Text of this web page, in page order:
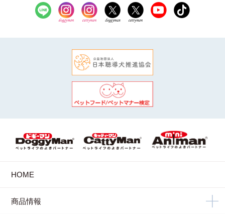
HOME
商品情報